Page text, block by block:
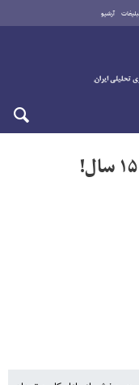
آرشیو